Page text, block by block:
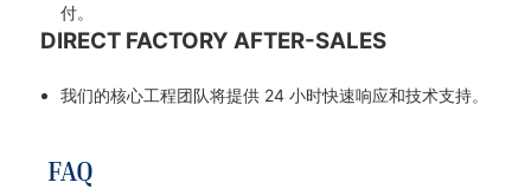
付。
DIRECT FACTORY AFTER-SALES
我们的核心工程团队将提供 24 小时快速响应和技术支持。
FAQ